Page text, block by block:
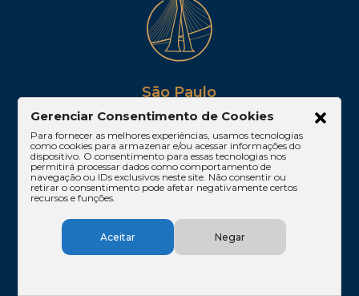
São Paulo
Av. Paulista, 1842, 16º andar, Conjuntos 167 e 168,
Edifício Cetenco Plaza – Torre Norte
Bela Vista – São Paulo/SP
CEP 01310-200
Tel: (11)3061-1665
Gerenciar Consentimento de Cookies
Para fornecer as melhores experiências, usamos tecnologias
como cookies para armazenar e/ou acessar informações do
dispositivo. O consentimento para essas tecnologias nos
permitirá processar dados como comportamento de
navegação ou IDs exclusivos neste site. Não consentir ou
retirar o consentimento pode afetar negativamente certos
recursos e funções.
Aceitar Negar